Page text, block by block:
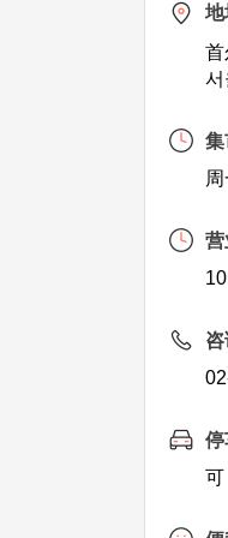
地
首
서
集
营
可